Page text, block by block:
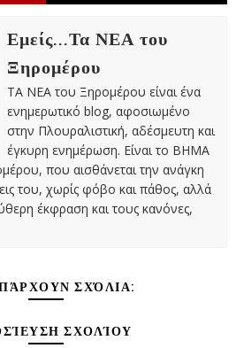
Εμείς...Τα ΝΕΑ του
Ξηρομέρου
ΤΑ ΝΕΑ του Ξηρομέρου είναι ένα
ενημερωτικό blog, αφοσιωμένο
στην Πλουραλιστική, αδέσμευτη και
έγκυρη ενημέρωση. Είναι το ΒΗΜΑ
που αισθάνεται την ανάγκη
του, χωρίς φόβο και πάθος, αλλά
έκφραση και τους κανόνες,
ΣΧΌΛΙΑ:
ΣΧΟΛΊΟΥ